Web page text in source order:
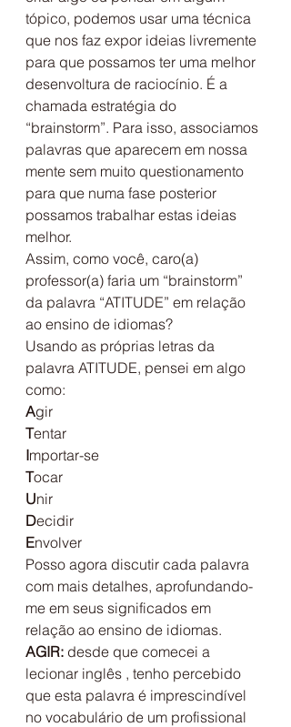
tópico, podemos usar uma técnica
que nos faz expor ideias livremente
para que possamos ter uma melhor
desenvoltura de raciocínio. É a
chamada estratégia do
“brainstorm”. Para isso, associamos
palavras que aparecem em nossa
mente sem muito questionamento
para que numa fase posterior
possamos trabalhar estas ideias
melhor.
Assim, como você, caro(a)
professor(a) faria um “brainstorm”
da palavra “ATITUDE” em relação
ao ensino de idiomas?
Usando as próprias letras da
palavra ATITUDE, pensei em algo
como:
Agir
Tentar
Importar-se
Tocar
Unir
Decidir
Envolver
Posso agora discutir cada palavra
com mais detalhes, aprofundando-
me em seus significados em
relação ao ensino de idiomas.
AGIR: desde que comecei a
lecionar inglês , tenho percebido
que esta palavra é imprescindível
no vocabulário de um profissional